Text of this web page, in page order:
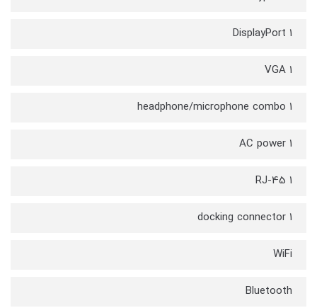
1 DisplayPort
1 VGA
1 headphone/microphone combo
1 AC power
1 RJ-45
1 docking connector
WiFi
Bluetooth